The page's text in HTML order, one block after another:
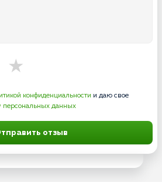
конфиденциальности и даю свое
персональных данных
отзыв